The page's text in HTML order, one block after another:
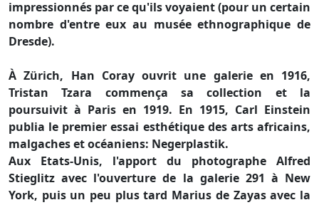
impressionnés par ce qu'ils voyaient (pour un certain
nombre d'entre eux au musée ethnographique de
Dresde).
À Zürich, Han Coray ouvrit une galerie en 1916,
Tristan Tzara commença sa collection et la
poursuivit à Paris en 1919. En 1915, Carl Einstein
publia le premier essai esthétique des arts africains,
malgaches et océaniens: Negerplastik.
Aux Etats-Unis, l'apport du photographe Alfred
Stieglitz avec l'ouverture de la galerie 291 à New
York, puis un peu plus tard Marius de Zayas avec la